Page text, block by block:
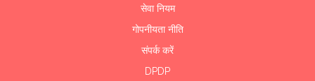
सेवा नियम
गोपनीयता नीति
संपर्क करें
DPDP